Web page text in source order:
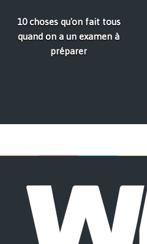
10 choses qu'on fait tous
quand on a un examen à
préparer